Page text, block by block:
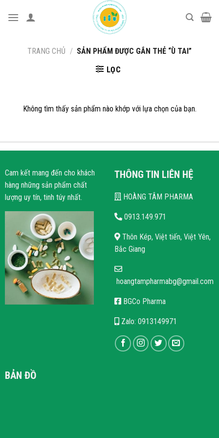
qua
TRANG CHỦ / SẢN PHẨM ĐƯỢC GẮN THẺ “Ù TAI”
LỌC
Không tìm thấy sản phẩm nào khớp với lựa chọn của bạn.
Cam kết mang đến cho khách
hàng những sản phẩm chất
lượng uy tín, tinh túy nhất.
THÔNG TIN LIÊN HỆ
HOÀNG TÂM PHARMA
0913.149.971
Thôn Kép, Việt tiến, Việt Yên,
Bắc Giang
hoangtampharmabg@gmail.com
BGCo Pharma
Zalo: 0913149971
BẢN ĐỒ